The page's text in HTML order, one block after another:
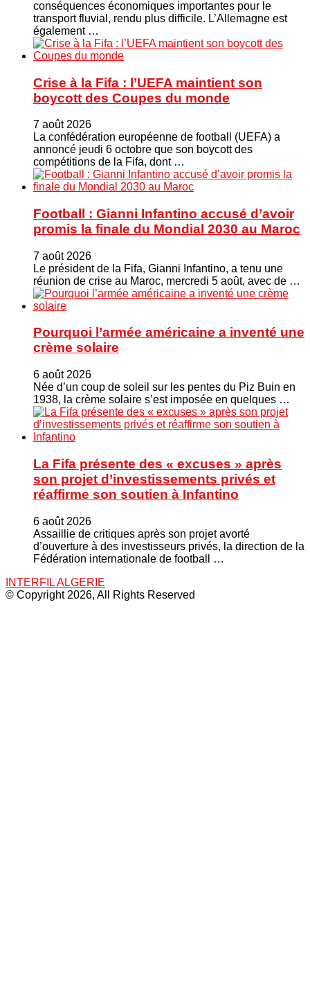
conséquences économiques importantes pour le
transport fluvial, rendu plus difficile. L’Allemagne est
également …
Crise à la Fifa : l’UEFA maintient son
boycott des Coupes du monde
7 août 2026
La confédération européenne de football (UEFA) a
annoncé jeudi 6 octobre que son boycott des
compétitions de la Fifa, dont …
Football : Gianni Infantino accusé d’avoir
promis la finale du Mondial 2030 au Maroc
7 août 2026
Le président de la Fifa, Gianni Infantino, a tenu une
réunion de crise au Maroc, mercredi 5 août, avec de …
Pourquoi l’armée américaine a inventé une
crème solaire
6 août 2026
Née d’un coup de soleil sur les pentes du Piz Buin en
1938, la crème solaire s’est imposée en quelques …
La Fifa présente des « excuses » après
son projet d’investissements privés et
réaffirme son soutien à Infantino
6 août 2026
Assaillie de critiques après son projet avorté
d’ouverture à des investisseurs privés, la direction de la
Fédération internationale de football …
INTERFIL ALGERIE
© Copyright 2026, All Rights Reserved